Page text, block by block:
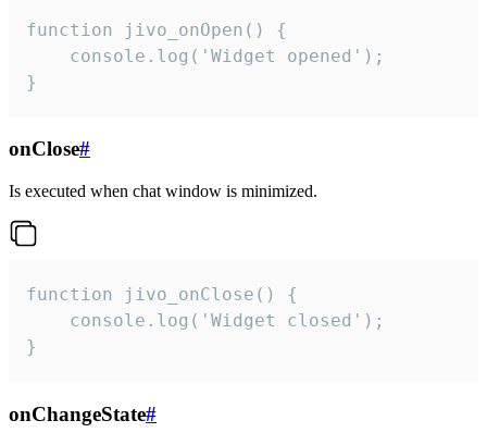
function jivo_onOpen() {
    console.log('Widget opened');
}
onClose#
Is executed when chat window is minimized.
function jivo_onClose() {
    console.log('Widget closed');
}
onChangeState#